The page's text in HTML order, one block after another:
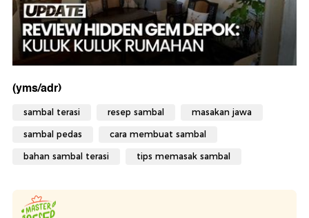
(yms/adr)
sambal terasi resep sambal masakan jawa
sambal pedas cara membuat sambal
bahan sambal terasi tips memasak sambal